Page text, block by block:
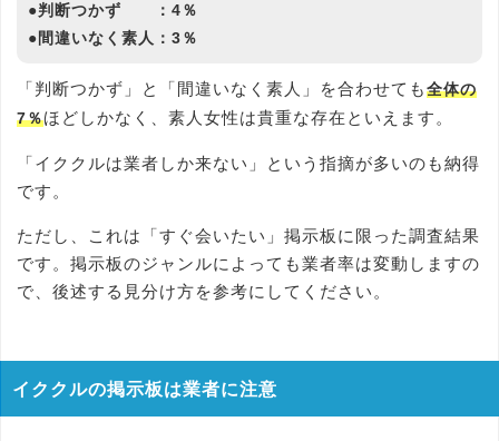
●判断つかず ：4％
●間違いなく素人：3％
「判断つかず」と「間違いなく素人」を合わせても全体の
7％ほどしかなく、素人女性は貴重な存在といえます。
「イククルは業者しか来ない」という指摘が多いのも納得
です。
ただし、これは「すぐ会いたい」掲示板に限った調査結果
です。掲示板のジャンルによっても業者率は変動しますの
で、後述する見分け方を参考にしてください。
イククルの掲示板は業者に注意